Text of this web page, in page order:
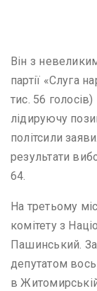
Він з
партії «Слуга
тис. 56
лідируючу
політсили
результати
64.
На третьому
комітету з
Пашинський.
депутатом
в